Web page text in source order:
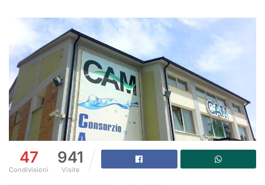
47
Condivisioni
941
Visite